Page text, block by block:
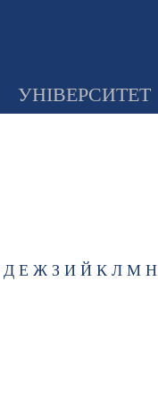
УНІВЕРСИТЕТ
Д Е Ж З И Й К Л М Н